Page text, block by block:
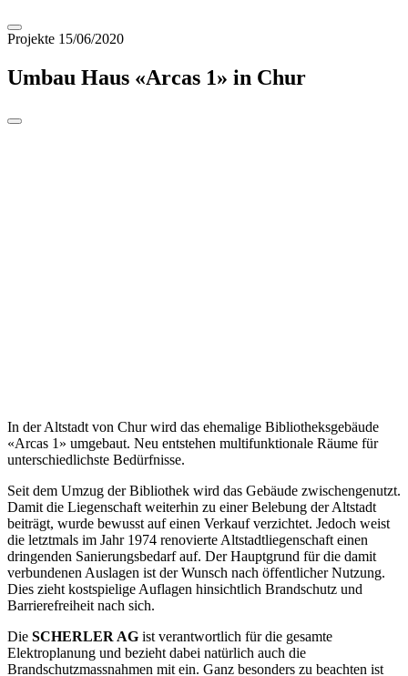
Projekte 15/06/2020
Umbau Haus «Arcas 1» in Chur
In der Altstadt von Chur wird das ehemalige Bibliotheksgebäude
«Arcas 1» umgebaut. Neu entstehen multifunktionale Räume für
unterschiedlichste Bedürfnisse.
Seit dem Umzug der Bibliothek wird das Gebäude zwischengenutzt.
Damit die Liegenschaft weiterhin zu einer Belebung der Altstadt
beiträgt, wurde bewusst auf einen Verkauf verzichtet. Jedoch weist
die letztmals im Jahr 1974 renovierte Altstadtliegenschaft einen
dringenden Sanierungsbedarf auf. Der Hauptgrund für die damit
verbundenen Auslagen ist der Wunsch nach öffentlicher Nutzung.
Dies zieht kostspielige Auflagen hinsichtlich Brandschutz und
Barrierefreiheit nach sich.
Die SCHERLER AG ist verantwortlich für die gesamte
Elektroplanung und bezieht dabei natürlich auch die
Brandschutzmassnahmen mit ein. Ganz besonders zu beachten ist